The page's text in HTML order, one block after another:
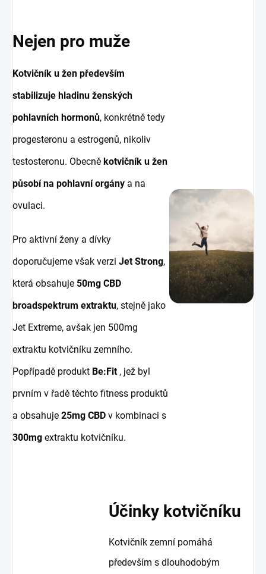
Nejen pro muže
Kotvičník u žen především
stabilizuje hladinu ženských
pohlavních hormonů, konkrétně tedy
progesteronu a estrogenů, nikoliv
testosteronu. Obecně kotvičník u žen
působí na pohlavní orgány a na
ovulaci.
Pro aktivní ženy a dívky
doporučujeme však verzi Jet Strong,
která obsahuje 50mg CBD
broadspektrum extraktu, stejně jako
Jet Extreme, avšak jen 500mg
extraktu kotvičníku zemního.
Popřípadě produkt Be:Fit, jež byl
prvním v řadě těchto fitness produktů
a obsahuje 25mg CBD v kombinaci s
300mg extraktu kotvičníku.
Účinky kotvičníku
Kotvičník zemní pomáhá
především s dlouhodobým